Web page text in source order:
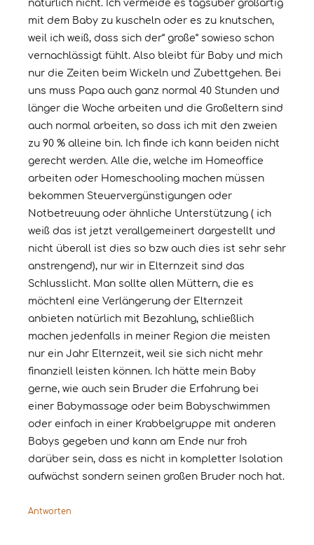
natürlich nicht. Ich vermeide es tagsüber großartig
mit dem Baby zu kuscheln oder es zu knutschen,
weil ich weiß, dass sich der“ große“ sowieso schon
vernachlässigt fühlt. Also bleibt für Baby und mich
nur die Zeiten beim Wickeln und Zubettgehen. Bei
uns muss Papa auch ganz normal 40 Stunden und
länger die Woche arbeiten und die Großeltern sind
auch normal arbeiten, so dass ich mit den zweien
zu 90 % alleine bin. Ich finde ich kann beiden nicht
gerecht werden. Alle die, welche im Homeoffice
arbeiten oder Homeschooling machen müssen
bekommen Steuervergünstigungen oder
Notbetreuung oder ähnliche Unterstützung ( ich
weiß das ist jetzt verallgemeinert dargestellt und
nicht überall ist dies so bzw auch dies ist sehr sehr
anstrengend), nur wir in Elternzeit sind das
Schlusslicht. Man sollte allen Müttern, die es
möchten! eine Verlängerung der Elternzeit
anbieten natürlich mit Bezahlung, schließlich
machen jedenfalls in meiner Region die meisten
nur ein Jahr Elternzeit, weil sie sich nicht mehr
finanziell leisten können. Ich hätte mein Baby
gerne, wie auch sein Bruder die Erfahrung bei
einer Babymassage oder beim Babyschwimmen
oder einfach in einer Krabbelgruppe mit anderen
Babys gegeben und kann am Ende nur froh
darüber sein, dass es nicht in kompletter Isolation
aufwächst sondern seinen großen Bruder noch hat.
Antworten